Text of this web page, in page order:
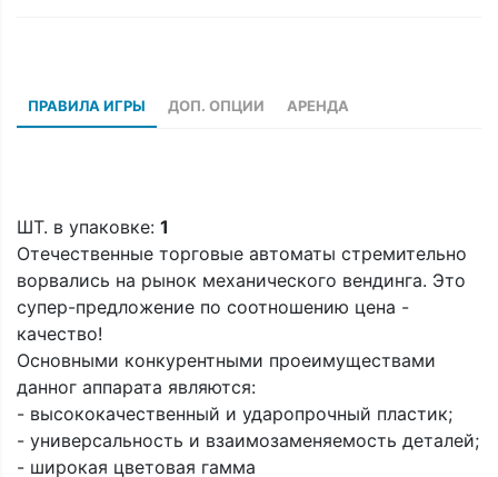
ПРАВИЛА ИГРЫ ДОП. ОПЦИИ АРЕНДА
ШТ. в упаковке: 1
Отечественные торговые автоматы стремительно
ворвались на рынок механического вендинга. Это
супер-предложение по соотношению цена -
качество!
Основными конкурентными проеимуществами
данног аппарата являются:
- высококачественный и ударопрочный пластик;
- универсальность и взаимозаменяемость деталей;
- широкая цветовая гамма